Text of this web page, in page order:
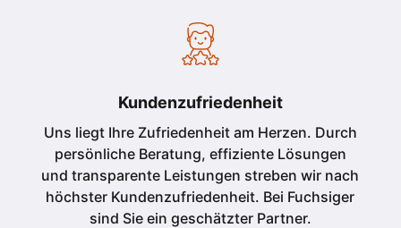
Kundenzufriedenheit
Uns liegt Ihre Zufriedenheit am Herzen. Durch
persönliche Beratung, effiziente Lösungen
und transparente Leistungen streben wir nach
höchster Kundenzufriedenheit. Bei Fuchsiger
sind Sie ein geschätzter Partner.